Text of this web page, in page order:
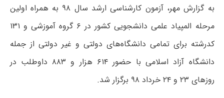
به گزارش مهر، آزمون کارشناسی ارشد سال ۹۸ به همراه اولین
مرحله المپیاد علمی دانشجویی کشور در ۶ گروه آموزشی و ۱۳۱
کدرشته برای تمامی دانشگاه‌های دولتی و غیر دولتی از جمله
دانشگاه آزاد اسلامی با حضور ۶۱۴ هزار و ۸۸۳ داوطلب در
روزهای ۲۳ و ۲۴ خرداد ۹۸ برگزار شد.